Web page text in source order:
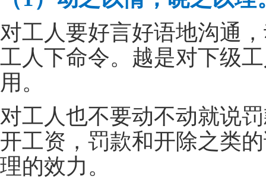
对工人要好言好语地沟通
工人下命令。越是对下级
用。
对工人也不要动不动就说
开工资，罚款和开除之类
理的效力。